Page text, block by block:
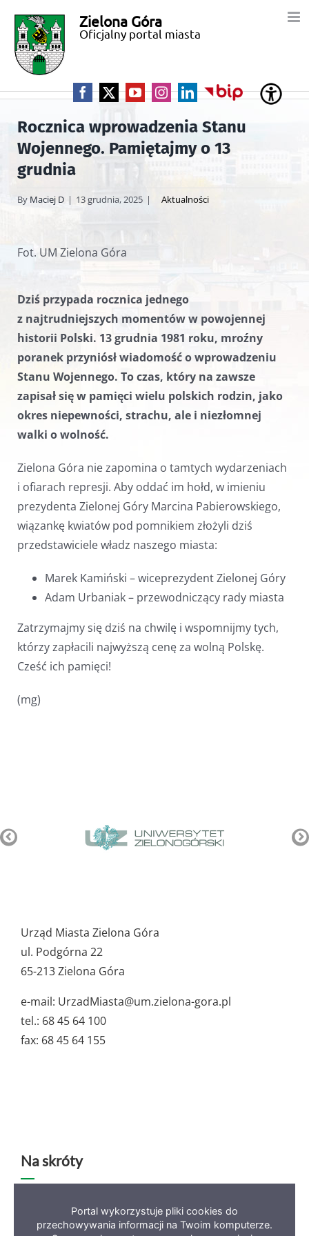
zawartości
Miasto
Zielona
Góra
Zielona Góra
Oficjalny portal miasta
Facebook
X YouTubeInstagramLinkedInBIP
Rocznica wprowadzenia Stanu
Wojennego. Pamiętajmy o 13
grudnia
By Maciej D | 13 grudnia, 2025 | Aktualności
Fot. UM Zielona Góra
Dziś przypada rocznica jednego
z najtrudniejszych momentów w powojennej
historii Polski. 13 grudnia 1981 roku, mroźny
poranek przyniósł wiadomość o wprowadzeniu
Stanu Wojennego. To czas, który na zawsze
zapisał się w pamięci wielu polskich rodzin, jako
okres niepewności, strachu, ale i niezłomnej
walki o wolność.
Zielona Góra nie zapomina o tamtych wydarzeniach
i ofiarach represji. Aby oddać im hołd, w imieniu
prezydenta Zielonej Góry Marcina Pabierowskiego,
wiązankę kwiatów pod pomnikiem złożyli dziś
przedstawiciele władz naszego miasta:
Marek Kamiński – wiceprezydent Zielonej Góry
Adam Urbaniak – przewodniczący rady miasta
Zatrzymajmy się dziś na chwilę i wspomnijmy tych,
którzy zapłacili najwyższą cenę za wolną Polskę.
Cześć ich pamięci!
(mg)
ważne
dane
Urząd Miasta Zielona Góra
ul. Podgórna 22
65-213 Zielona Góra
e-mail: UrzadMiasta@um.zielona-gora.pl
tel.: 68 45 64 100
fax: 68 45 64 155
Na skróty
Deklaracja dostępności Mapa serwisu BIP
Polityka prywatności
Portal wykorzystuje pliki cookies do
przechowywania informacji na Twoim komputerze.